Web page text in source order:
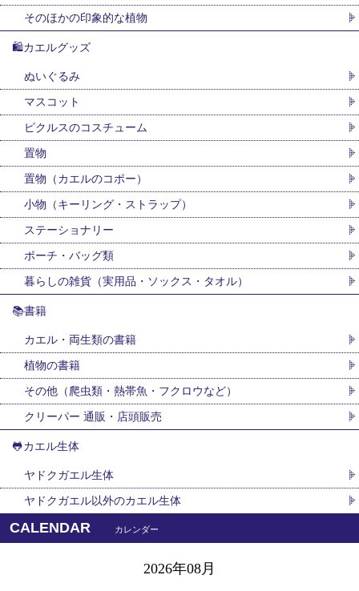
そのほかの印象的な植物
🛍カエルグッズ
ぬいぐるみ
マスコット
ピクルスのコスチューム
置物
置物（カエルのコポー）
小物（キーリング・ストラップ）
ステーショナリー
ポーチ・バッグ類
暮らしの雑貨（実用品・ソックス・タオル）
📚書籍
カエル・両生類の書籍
植物の書籍
その他（爬虫類・熱帯魚・フクロウなど）
クリーパー 通販・店頭販売
🐸カエル生体
ヤドクガエル生体
ヤドクガエル以外のカエル生体
CALENDAR カレンダー
2026年08月